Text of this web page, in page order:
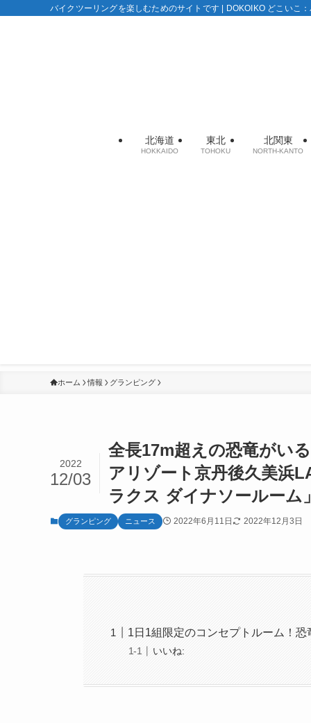
バイクツーリングを楽しむためのサイトです | DOKOIKO どこいこ
北海道
HOKKAIDO
東北
TOHOKU
北関東
NORTH-KANTO
ホーム 情報 グランピング
全長17m超えの恐竜がい
アリゾート京丹後久美浜
ラクス ダイナソールーム
2022
12/03
グランピング ニュース 2022年6月11日 2022年12月3日
1日1組限定のコンセプトルーム！
いいね: